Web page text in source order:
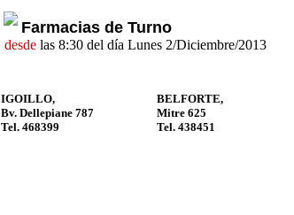
Farmacias de Turno
desde las 8:30 del día Lunes 2/Diciembre/2013
IGOILLO,
Bv. Dellepiane 787
Tel. 468399
BELFORTE,
Mitre 625
Tel. 438451